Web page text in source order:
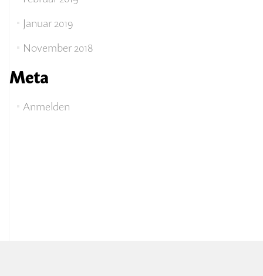
Januar 2019
November 2018
Meta
Anmelden